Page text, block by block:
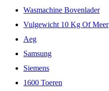
Wasmachine Bovenlader
Vulgewicht 10 Kg Of Meer
Aeg
Samsung
Siemens
1600 Toeren